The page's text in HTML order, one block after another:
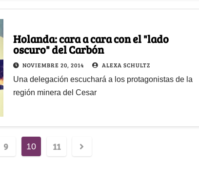
Holanda: cara a cara con el "lado
oscuro" del Carbón
NOVIEMBRE 20, 2014 ALEXA SCHULTZ
Una delegación escuchará a los protagonistas de la
región minera del Cesar
9 10 11